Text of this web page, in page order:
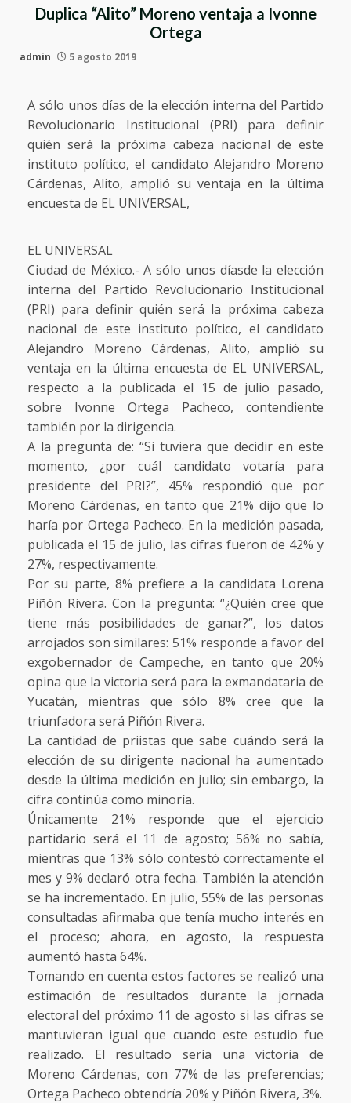
Duplica “Alito” Moreno ventaja a Ivonne
Ortega
admin 5 agosto 2019
A sólo unos días de la elección interna del Partido
Revolucionario Institucional (PRI) para definir
quién será la próxima cabeza nacional de este
instituto político, el candidato Alejandro Moreno
Cárdenas, Alito, amplió su ventaja en la última
encuesta de EL UNIVERSAL,
EL UNIVERSAL
Ciudad de México.- A sólo unos díasde la elección
interna del Partido Revolucionario Institucional
(PRI) para definir quién será la próxima cabeza
nacional de este instituto político, el candidato
Alejandro Moreno Cárdenas, Alito, amplió su
ventaja en la última encuesta de EL UNIVERSAL,
respecto a la publicada el 15 de julio pasado,
sobre Ivonne Ortega Pacheco, contendiente
también por la dirigencia.
A la pregunta de: “Si tuviera que decidir en este
momento, ¿por cuál candidato votaría para
presidente del PRI?”, 45% respondió que por
Moreno Cárdenas, en tanto que 21% dijo que lo
haría por Ortega Pacheco. En la medición pasada,
publicada el 15 de julio, las cifras fueron de 42% y
27%, respectivamente.
Por su parte, 8% prefiere a la candidata Lorena
Piñón Rivera. Con la pregunta: “¿Quién cree que
tiene más posibilidades de ganar?”, los datos
arrojados son similares: 51% responde a favor del
exgobernador de Campeche, en tanto que 20%
opina que la victoria será para la exmandataria de
Yucatán, mientras que sólo 8% cree que la
triunfadora será Piñón Rivera.
La cantidad de priistas que sabe cuándo será la
elección de su dirigente nacional ha aumentado
desde la última medición en julio; sin embargo, la
cifra continúa como minoría.
Únicamente 21% responde que el ejercicio
partidario será el 11 de agosto; 56% no sabía,
mientras que 13% sólo contestó correctamente el
mes y 9% declaró otra fecha. También la atención
se ha incrementado. En julio, 55% de las personas
consultadas afirmaba que tenía mucho interés en
el proceso; ahora, en agosto, la respuesta
aumentó hasta 64%.
Tomando en cuenta estos factores se realizó una
estimación de resultados durante la jornada
electoral del próximo 11 de agosto si las cifras se
mantuvieran igual que cuando este estudio fue
realizado. El resultado sería una victoria de
Moreno Cárdenas, con 77% de las preferencias;
Ortega Pacheco obtendría 20% y Piñón Rivera, 3%.